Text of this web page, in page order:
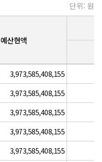
단위: 원
예산현액
3,973,585,408,155
3,973,585,408,155
3,973,585,408,155
3,973,585,408,155
3,973,585,408,155